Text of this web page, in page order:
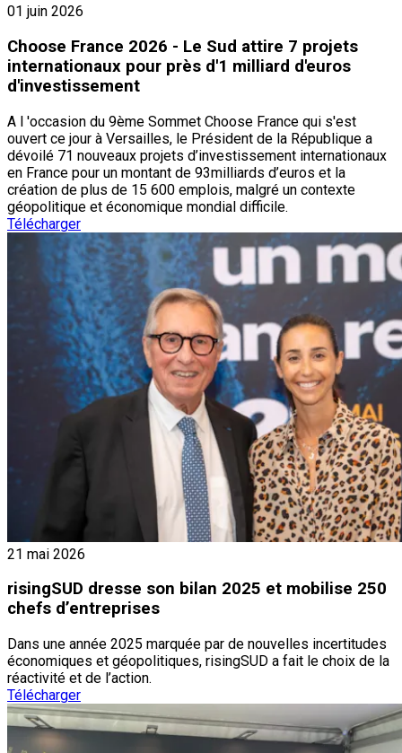
01 juin 2026
Choose France 2026 - Le Sud attire 7 projets
internationaux pour près d'1 milliard d'euros
d'investissement
A l 'occasion du 9ème Sommet Choose France qui s'est
ouvert ce jour à Versailles, le Président de la République a
dévoilé 71 nouveaux projets d’investissement internationaux
en France pour un montant de 93milliards d’euros et la
création de plus de 15 600 emplois, malgré un contexte
géopolitique et économique mondial difficile.
Télécharger
21 mai 2026
risingSUD dresse son bilan 2025 et mobilise 250
chefs d’entreprises
Dans une année 2025 marquée par de nouvelles incertitudes
économiques et géopolitiques, risingSUD a fait le choix de la
réactivité et de l’action.
Télécharger